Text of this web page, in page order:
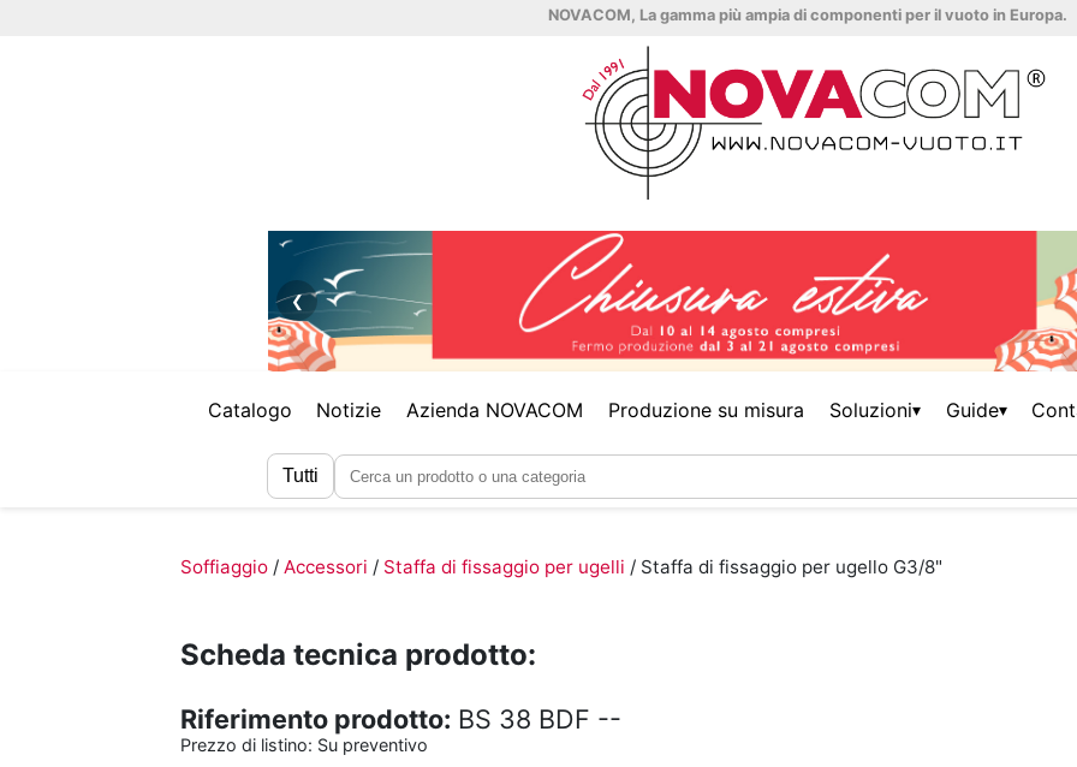
NOVACOM, La gamma più ampia di componenti per il vuoto in Europa.
❮
Catalogo Notizie Azienda NOVACOM Produzione su misura Soluzioni▾ Guide▾
Tutti
Soffiaggio / Accessori / Staffa di fissaggio per ugelli / Staffa di fissaggio per ugello G3/8"
Scheda tecnica prodotto:
Riferimento prodotto: BS 38 BDF --
Prezzo di listino: Su preventivo